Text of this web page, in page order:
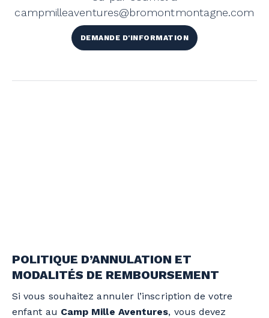
campmilleaventures@bromontmontagne.com
DEMANDE D'INFORMATION
POLITIQUE D’ANNULATION ET
MODALITÉS DE REMBOURSEMENT
Si vous souhaitez annuler l’inscription de votre
enfant au Camp Mille Aventures, vous devez